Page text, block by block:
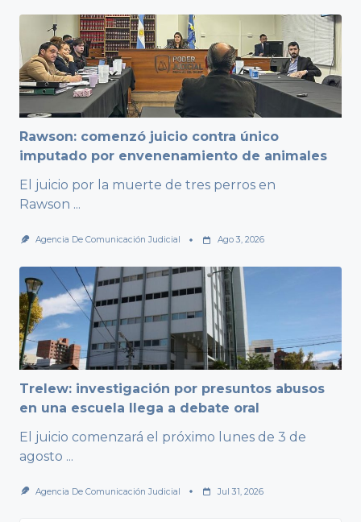
Rawson: comenzó juicio contra único
imputado por envenenamiento de animales
El juicio por la muerte de tres perros en
Rawson ...
Agencia De Comunicación Judicial Ago 3, 2026
Trelew: investigación por presuntos abusos
en una escuela llega a debate oral
El juicio comenzará el próximo lunes de 3 de
agosto ...
Agencia De Comunicación Judicial Jul 31, 2026